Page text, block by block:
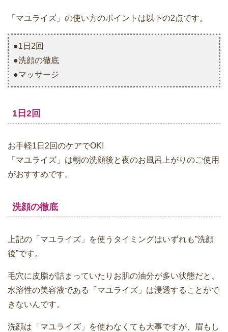
「マユライズ」の使い方のポイントは以下の2点です。
●1日2回
●洗顔の徹底
●マッサージ
1日2回
お手軽1日2回のケアでOK!
「マユライズ」は朝の洗顔後と夜のお風呂上がりのご使用
がおすすめです。
洗顔の徹底
上記の「マユライズ」を使うタイミングはいずれも”洗顔
後”です。
毛穴に皮脂が詰まっていたりお肌の油分が多い状態だと、
水溶性の美容液である「マユライズ」は浸透することがで
きないんです。
洗顔は「マユライズ」を使わなくても大事ですが、眉もし